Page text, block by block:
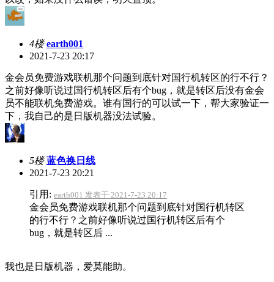
4楼 earth001
2021-7-23 20:17
金会员免费游戏联机那个问题到底针对国行机转区的行不行？
之前好像听说过国行机转区后有个bug，就是转区后没有金会
员不能联机免费游戏。谁有国行的可以试一下，帮大家验证一
下，我自己的是日版机器没法试验。
5楼 蓝色换日线
2021-7-23 20:21
引用: earth001 发表于 2021-7-23 20:17
金会员免费游戏联机那个问题到底针对国行机转区
的行不行？之前好像听说过国行机转区后有个
bug，就是转区后 ...
我也是日版机器，爱莫能助。